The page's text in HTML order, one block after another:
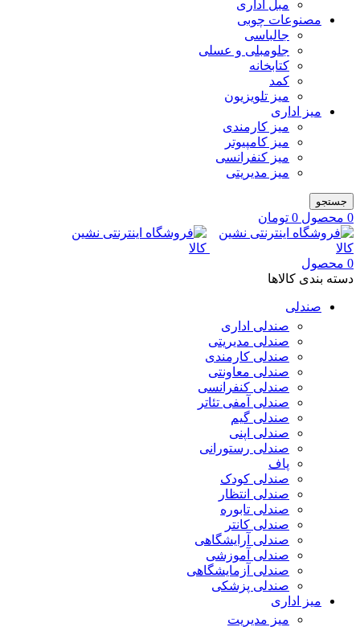
مبل اداری
مصنوعات چوبی
جالباسی
جلومبلی و عسلی
کتابخانه
کمد
میز تلویزیون
میز اداری
میز کارمندی
میز کامپیوتر
میز کنفرانسی
میز مدیریتی
جستجو
0 محصول 0 تومان
0 محصول
دسته بندی کالاها
صندلی
صندلی اداری
صندلی مدیریتی
صندلی کارمندی
صندلی معاونتی
صندلی کنفرانسی
صندلی آمفی تئاتر
صندلی گیم
صندلی اپنی
صندلی رستورانی
پاف
صندلی کودک
صندلی انتظار
صندلی تابوره
صندلی کانتر
صندلی آرایشگاهی
صندلی آموزشی
صندلی آزمایشگاهی
صندلی پزشکی
میز اداری
میز مدیریت